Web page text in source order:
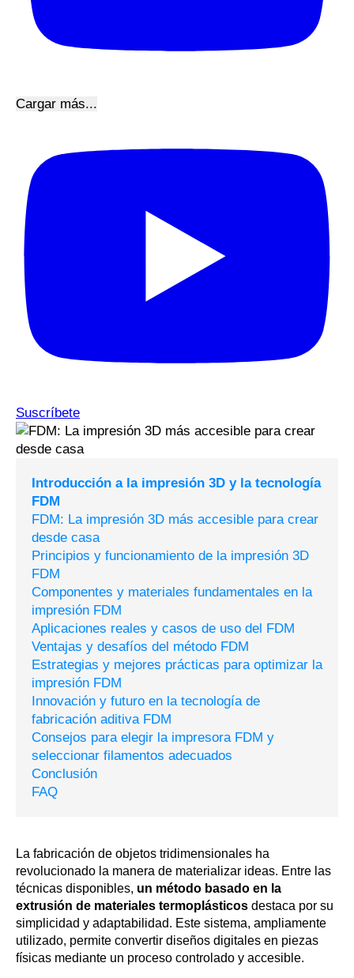
Cargar más...
Suscríbete
Introducción a la impresión 3D y la tecnología
FDM
FDM: La impresión 3D más accesible para crear
desde casa
Principios y funcionamiento de la impresión 3D
FDM
Componentes y materiales fundamentales en la
impresión FDM
Aplicaciones reales y casos de uso del FDM
Ventajas y desafíos del método FDM
Estrategias y mejores prácticas para optimizar la
impresión FDM
Innovación y futuro en la tecnología de
fabricación aditiva FDM
Consejos para elegir la impresora FDM y
seleccionar filamentos adecuados
Conclusión
FAQ
La fabricación de objetos tridimensionales ha
revolucionado la manera de materializar ideas. Entre las
técnicas disponibles, un método basado en la
extrusión de materiales termoplásticos destaca por su
simplicidad y adaptabilidad. Este sistema, ampliamente
utilizado, permite convertir diseños digitales en piezas
físicas mediante un proceso controlado y accesible.